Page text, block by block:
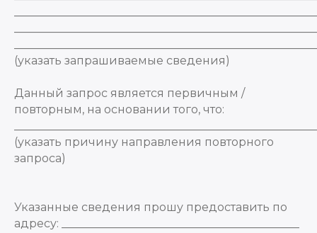
(указать запрашиваемые сведения)
Данный запрос является первичным /
повторным, на основании того, что:
(указать причину направления повторного
запроса)
Указанные сведения прошу предоставить по
адресу: __________________________________________